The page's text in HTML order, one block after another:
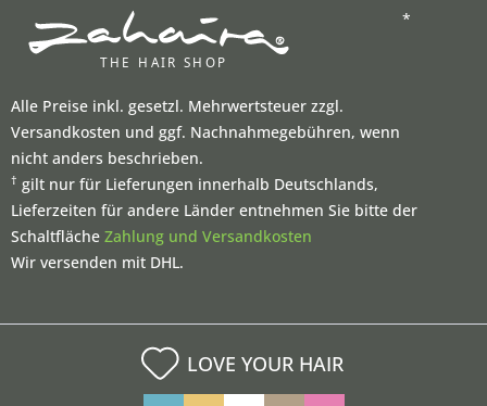
*
Alle Preise inkl. gesetzl. Mehrwertsteuer zzgl.
Versandkosten und ggf. Nachnahmegebühren, wenn
nicht anders beschrieben.
† gilt nur für Lieferungen innerhalb Deutschlands,
Lieferzeiten für andere Länder entnehmen Sie bitte der
Schaltfläche Zahlung und Versandkosten
Wir versenden mit DHL.
LOVE YOUR HAIR